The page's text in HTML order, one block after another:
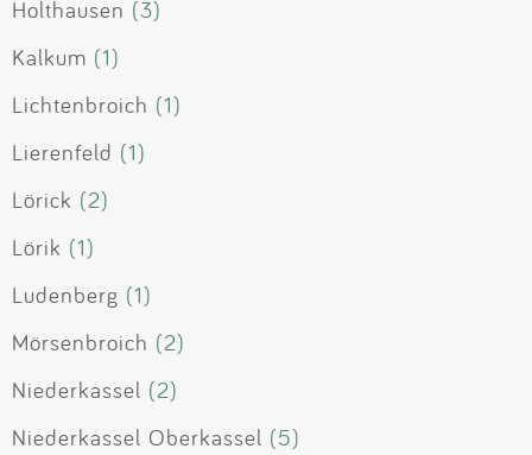
Holthausen (3)
Kalkum (1)
Lichtenbroich (1)
Lierenfeld (1)
Lörick (2)
Lörik (1)
Ludenberg (1)
Mörsenbroich (2)
Niederkassel (2)
Niederkassel Oberkassel (5)